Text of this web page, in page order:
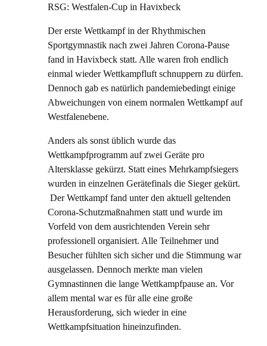
RSG: Westfalen-Cup in Havixbeck
Der erste Wettkampf in der Rhythmischen
Sportgymnastik nach zwei Jahren Corona-Pause
fand in Havixbeck statt. Alle waren froh endlich
einmal wieder Wettkampfluft schnuppern zu dürfen.
Dennoch gab es natürlich pandemiebedingt einige
Abweichungen von einem normalen Wettkampf auf
Westfalenebene.
Anders als sonst üblich wurde das
Wettkampfprogramm auf zwei Geräte pro
Altersklasse gekürzt. Statt eines Mehrkampfsiegers
wurden in einzelnen Gerätefinals die Sieger gekürt.
Der Wettkampf fand unter den aktuell geltenden
Corona-Schutzmaßnahmen statt und wurde im
Vorfeld von dem ausrichtenden Verein sehr
professionell organisiert. Alle Teilnehmer und
Besucher fühlten sich sicher und die Stimmung war
ausgelassen. Dennoch merkte man vielen
Gymnastinnen die lange Wettkampfpause an. Vor
allem mental war es für alle eine große
Herausforderung, sich wieder in eine
Wettkampfsituation hineinzufinden.